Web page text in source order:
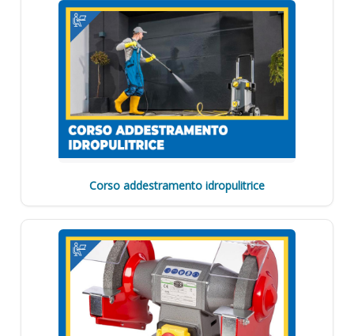
Corso addestramento idropulitrice